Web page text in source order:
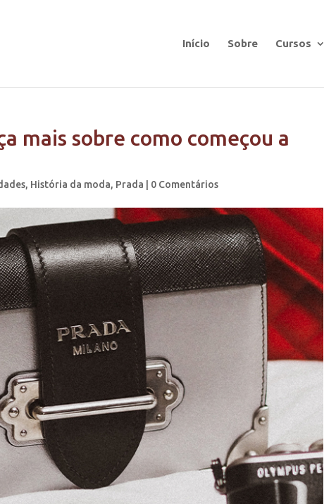
Início Sobre Cursos
mais sobre como começou a
, História da moda, Prada 0 Comentários